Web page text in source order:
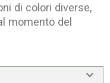
di colori diverse,
momento del